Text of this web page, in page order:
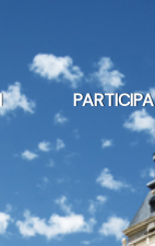
PARTICIPA